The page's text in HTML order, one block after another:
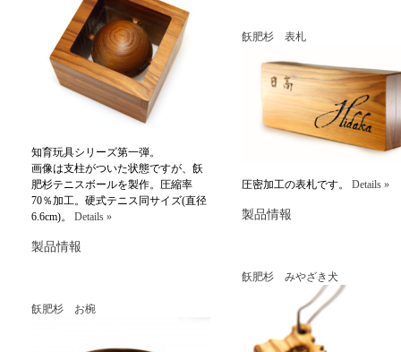
知育玩具シリーズ第一弾。
画像は支柱がついた状態ですが、飫
肥杉テニスボールを製作。圧縮率
70％加工。硬式テニス同サイズ(直径
6.6cm)。 Details »
製品情報
飫肥杉 表札
圧密加工の表札です。 Details »
製品情報
飫肥杉 みやざき犬
飫肥杉 お椀